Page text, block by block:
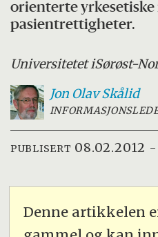
orienterte
pasientrettigheter.
Universitetet iSørøst-
Jon Olav Skålid
PUBLISERT 08.02.2012
Denne artikkelen